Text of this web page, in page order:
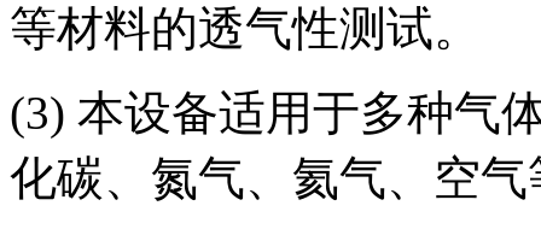
等材料的透气性测试。
(3) 本设备适用于多种气
化碳、氮气、氦气、空气